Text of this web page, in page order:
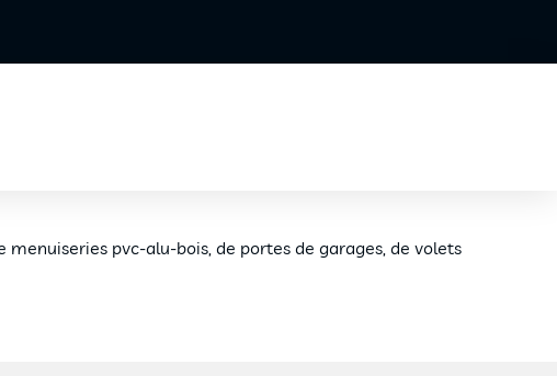
menuiseries pvc-alu-bois, de portes de garages, de volets